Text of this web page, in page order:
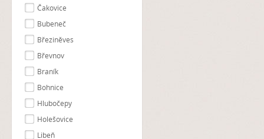
Čakovice
Bubeneč
Březiněves
Břevnov
Braník
Bohnice
Hlubočepy
Holešovice
Libeň